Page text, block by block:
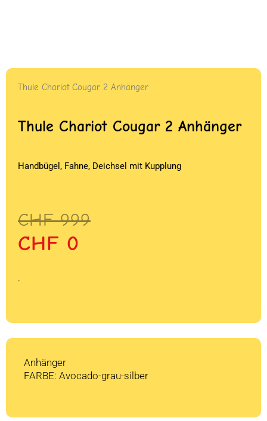
Thule Chariot Cougar 2 Anhänger
Thule Chariot Cougar 2 Anhänger
Handbügel, Fahne, Deichsel mit Kupplung
CHF999
Ursprünglicher
Preis
war:
CHF 999
CHF 0
Aktueller
Preis
ist:
CHF 0.
.
Anhänger
FARBE: Avocado-grau-silber